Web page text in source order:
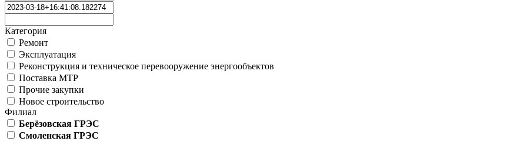
Категория
Ремонт
Эксплуатация
Реконструкция и техническое перевооружение энергообъектов
Поставка МТР
Прочие закупки
Новое строительство
Филиал
Берёзовская ГРЭС
Смоленская ГРЭС